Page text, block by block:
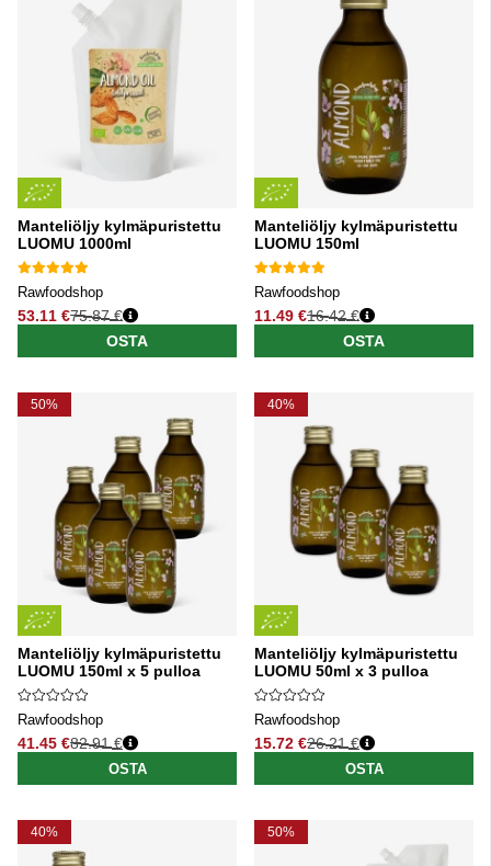
Manteliöljy kylmäpuristettu
LUOMU 1000ml
Rawfoodshop
53.11 €
Normaali hinta
75.87 €
OSTA
Manteliöljy kylmäpuristettu
LUOMU 150ml
Rawfoodshop
11.49 €
Normaali hinta
16.42 €
OSTA
50%
Manteliöljy kylmäpuristettu
LUOMU 150ml x 5 pulloa
Rawfoodshop
41.45 €
Normaali hinta
82.91 €
OSTA
40%
Manteliöljy kylmäpuristettu
LUOMU 50ml x 3 pulloa
Rawfoodshop
15.72 €
Normaali hinta
26.21 €
OSTA
40% 50%